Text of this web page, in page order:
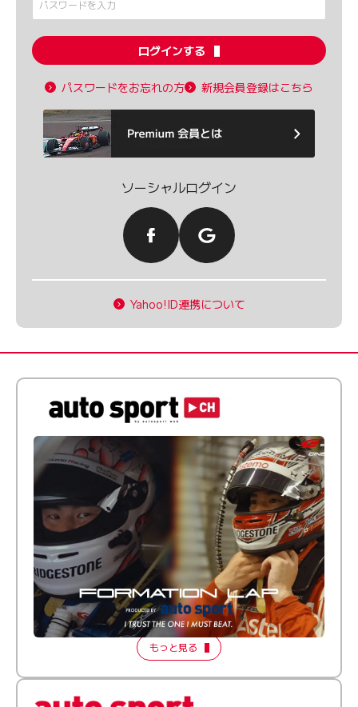
ログインする
パスワードをお忘れの方 新規会員登録はこちら
ソーシャルログイン
Yahoo!ID連携について
倒す相手を、信じてる。小林利徠斗 × 野村勇斗
【FORMATION LAP Produced by auto sport】
2026 Episode 2
もっと見る